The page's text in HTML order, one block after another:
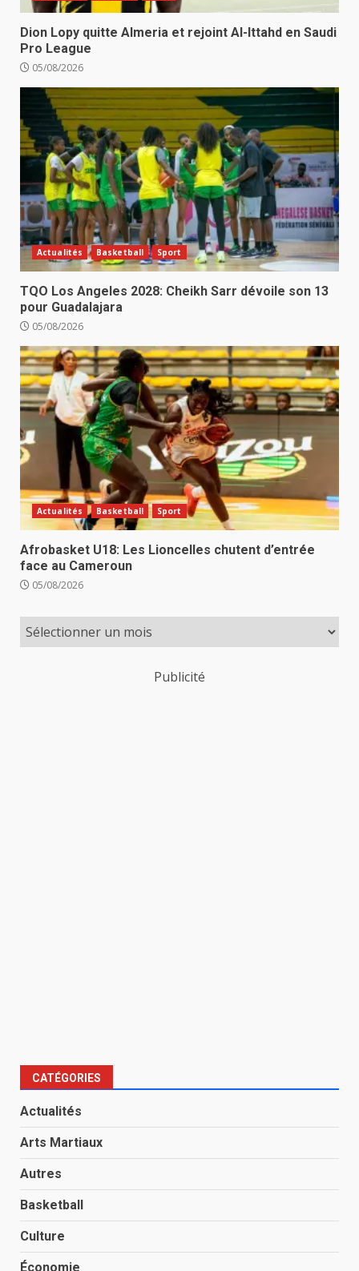
Dion Lopy quitte Almeria et rejoint Al-Ittahd en Saudi
Pro League
05/08/2026
Actualités Basketball Sport
TQO Los Angeles 2028: Cheikh Sarr dévoile son 13
pour Guadalajara
05/08/2026
Actualités Basketball Sport
Afrobasket U18: Les Lioncelles chutent d’entrée
face au Cameroun
05/08/2026
Publicité
CATÉGORIES
Actualités
Arts Martiaux
Autres
Basketball
Culture
Économie